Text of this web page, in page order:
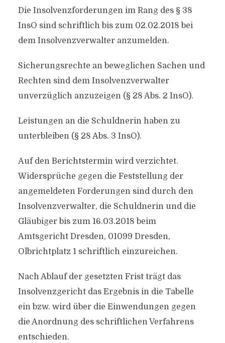
Die Insolvenzforderungen im Rang des § 38
InsO sind schriftlich bis zum 02.02.2018 bei
dem Insolvenzverwalter anzumelden.
Sicherungsrechte an beweglichen Sachen und
Rechten sind dem Insolvenzverwalter
unverzüglich anzuzeigen (§ 28 Abs. 2 InsO).
Leistungen an die Schuldnerin haben zu
unterbleiben (§ 28 Abs. 3 InsO).
Auf den Berichtstermin wird verzichtet.
Widersprüche gegen die Feststellung der
angemeldeten Forderungen sind durch den
Insolvenzverwalter, die Schuldnerin und die
Gläubiger bis zum 16.03.2018 beim
Amtsgericht Dresden, 01099 Dresden,
Olbrichtplatz 1 schriftlich einzureichen.
Nach Ablauf der gesetzten Frist trägt das
Insolvenzgericht das Ergebnis in die Tabelle
ein bzw. wird über die Einwendungen gegen
die Anordnung des schriftlichen Verfahrens
entschieden.